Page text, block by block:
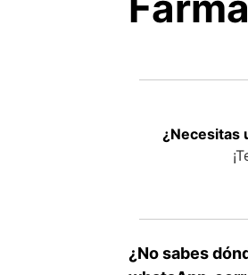
¿Necesitas
¿No sabes